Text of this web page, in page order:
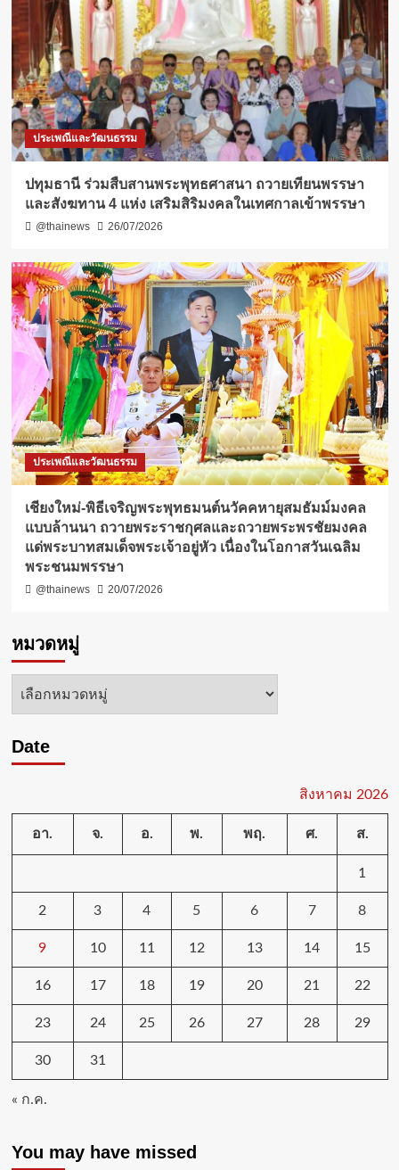
ประเพณีและวัฒนธรรม
ปทุมธานี ร่วมสืบสานพระพุทธศาสนา ถวายเทียนพรรษา
และสังฆทาน 4 แห่ง เสริมสิริมงคลในเทศกาลเข้าพรรษา
@thainews 26/07/2026
ประเพณีและวัฒนธรรม
เชียงใหม่-พิธีเจริญพระพุทธมนต์นวัคคหายุสมธัมม์มงคล
แบบล้านนา ถวายพระราชกุศลและถวายพระพรชัยมงคล
แด่พระบาทสมเด็จพระเจ้าอยู่หัว เนื่องในโอกาสวันเฉลิม
พระชนมพรรษา
@thainews 20/07/2026
หมวดหมู่
หมวด
Date
สิงหาคม 2026
อา. จ. อ. พ. พฤ. ศ. ส.
1
2 3 4 5 6 7 8
9 10 11 12 13 14 15
16 17 18 19 20 21 22
23 24 25 26 27 28 29
30 31
« ก.ค.
You may have missed